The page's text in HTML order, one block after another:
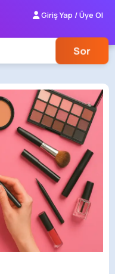
Giriş Yap / Üye Ol
Sor